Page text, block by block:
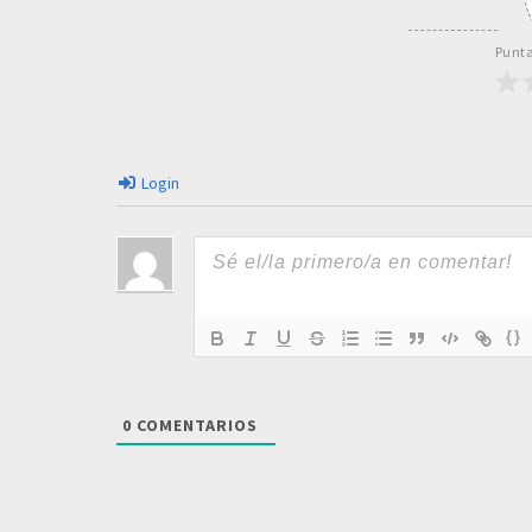
Login
{}
0 COMENTARIOS